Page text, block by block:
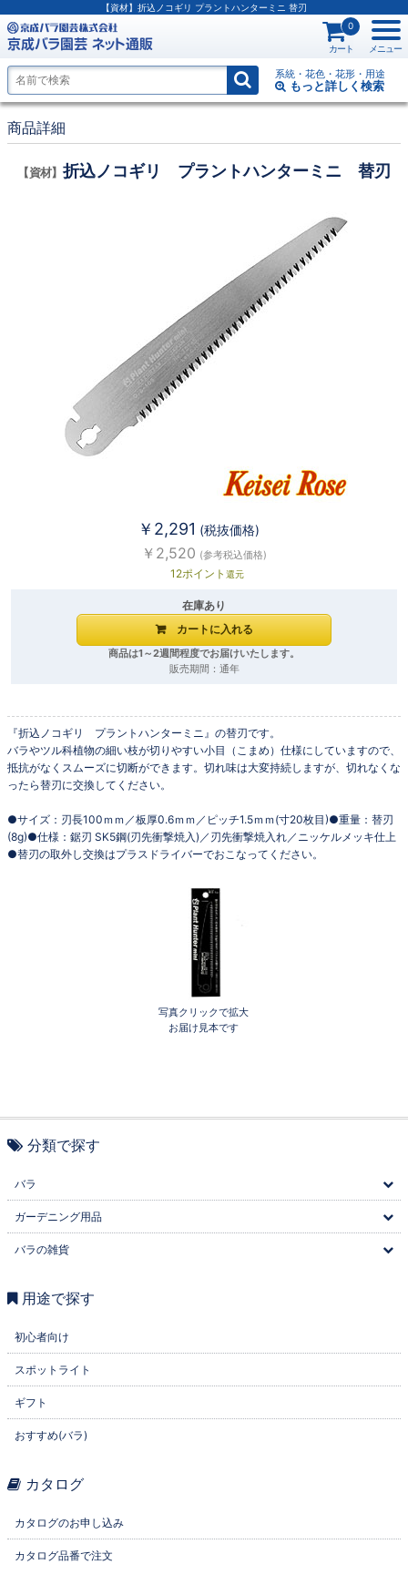
【資材】折込ノコギリ プラントハンターミニ 替刃
系統・花色・花形・用途
もっと詳しく検索
カート
0
メニュー
商品詳細
【資材】 折込ノコギリ プラントハンターミニ 替刃
￥2,291 (税抜価格)
￥2,520 (参考税込価格)
12ポイント 還元
在庫あり
商品は1～2週間程度でお届けいたします。
販売期間：通年
『折込ノコギリ プラントハンターミニ』の替刃です。
バラやツル科植物の細い枝が切りやすい小目（こまめ）仕様にしていますので、
抵抗がなくスムーズに切断ができます。切れ味は大変持続しますが、切れなくな
ったら替刃に交換してください。
●サイズ：刃長100ｍｍ／板厚0.6ｍｍ／ピッチ1.5ｍｍ(寸20枚目)●重量：替刃
(8g)●仕様：鋸刃 SK5鋼(刃先衝撃焼入)／刃先衝撃焼入れ／ニッケルメッキ仕上
●替刃の取外し交換はプラスドライバーでおこなってください。
写真クリックで拡大
お届け見本です
分類で探す
バラ
ガーデニング用品
バラの雑貨
用途で探す
初心者向け
スポットライト
ギフト
おすすめ(バラ)
カタログ
カタログのお申し込み
カタログ品番で注文